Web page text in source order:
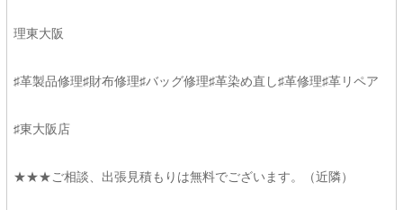
理東大阪
♯革製品修理♯財布修理♯バッグ修理♯革染め直し♯革修理♯革リペア
♯東大阪店
★★★ご相談、出張見積もりは無料でございます。（近隣）